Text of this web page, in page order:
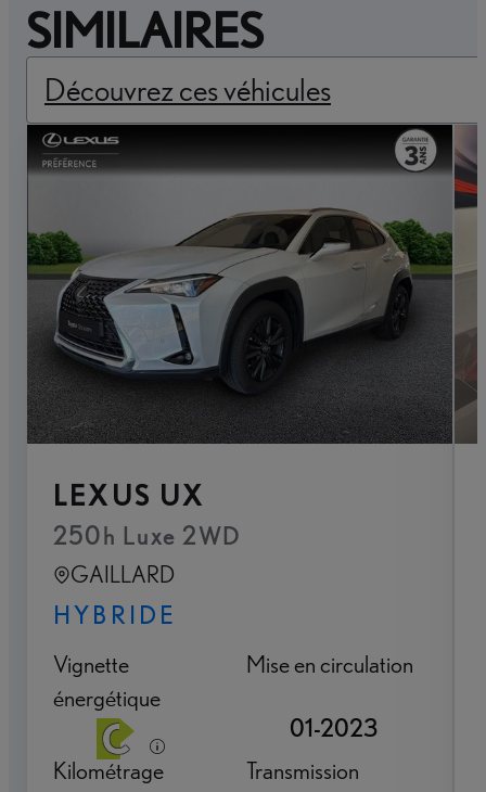
SIMILAIRES
Découvrez ces véhicules
LEXUS UX
250h Luxe 2WD
GAILLARD
HYBRIDE
Vignette
énergétique
Mise en circulation
01-2023
Kilométrage
Transmission